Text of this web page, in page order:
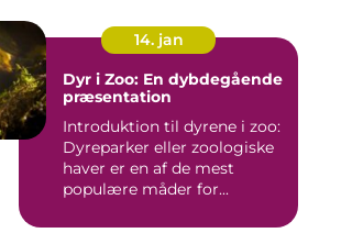
14. jan
Dyr i Zoo: En dybdegående
præsentation
Introduktion til dyrene i zoo:
Dyreparker eller zoologiske
haver er en af de mest
populære måder for...